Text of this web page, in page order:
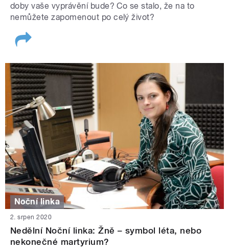
doby vaše vyprávění bude? Co se stalo, že na to
nemůžete zapomenout po celý život?
Noční linka
2. srpen 2020
Nedělní Noční linka: Žně – symbol léta, nebo
nekonečné martyrium?